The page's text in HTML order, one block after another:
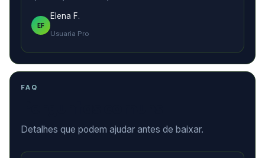
EF
Elena F.
Usuaria Pro
FAQ
Detalhes que podem ajudar antes de baixar.